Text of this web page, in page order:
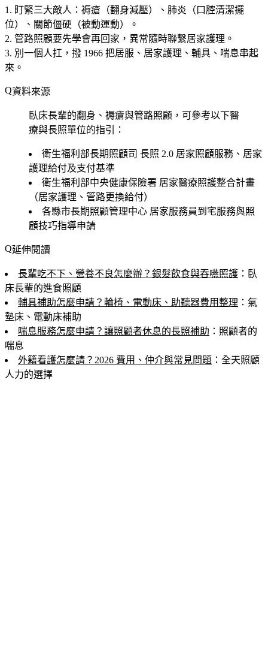
盯緊三大敵人 ：褥瘡（翻身減壓）、肺炎（口腔清潔擺
位）、關節僵硬（被動運動）。
管路照顧要先學會再回家 ，異常隨時聯繫居家護理。
別一個人扛 ，撥 1966 把居服、居家護理、輔具、喘息串起
來。
資料來源
臥床長輩的翻身、褥瘡與管路照顧，可參考以下醫
療與長照單位的指引：
衛生福利部長期照顧司 長照 2.0 居家照顧服務、居家
護理給付及支付基準
衛生福利部中央健康保險署 居家醫療照護整合計畫
（居家護理、管路更換給付）
各縣市長期照顧管理中心 居家服務員到宅服務與照
顧技巧指導申請
延伸閱讀
長輩吃不下、營養不良怎麼辦？銀髮飲食與吞嚥照護 ：臥
床長輩的進食照顧
輔具補助怎麼申請？輪椅、電動床、助聽器費用整理 ：氣
墊床、電動床補助
喘息服務怎麼申請？讓照顧者休息的長照補助 ：照顧者的
喘息
外籍看護怎麼請？2026 費用、仲介與常見問題 ：全天照顧
人力的選擇